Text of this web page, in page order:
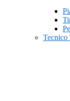
Tecnico